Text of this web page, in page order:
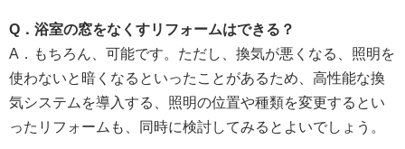
Q ．浴室の窓をなくすリフォームはできる？
A．もちろん、可能です。ただし、換気が悪くなる、照明を
使わないと暗くなるといったことがあるため、高性能な換
気システムを導入する、照明の位置や種類を変更するとい
ったリフォームも、同時に検討してみるとよいでしょう。